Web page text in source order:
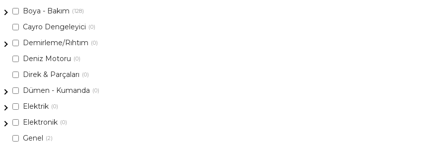
Boya - Bakım (128)
Cayro Dengeleyici (0)
Demirleme/Rıhtım (0)
Deniz Motoru (0)
Direk & Parçaları (0)
Dümen - Kumanda (0)
Elektrik (0)
Elektronik (0)
Genel (2)